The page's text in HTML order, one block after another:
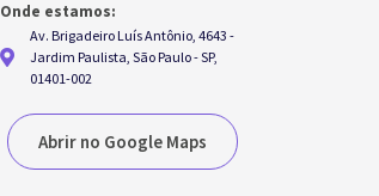
Onde estamos:
Av. Brigadeiro Luís Antônio, 4643 -
Jardim Paulista, São Paulo - SP,
01401-002
Abrir no Google Maps